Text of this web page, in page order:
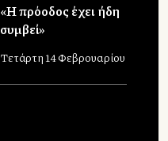
«Η πρόοδος έχει ήδη
συμβεί»
Τετάρτη 14 Φεβρουαρίου